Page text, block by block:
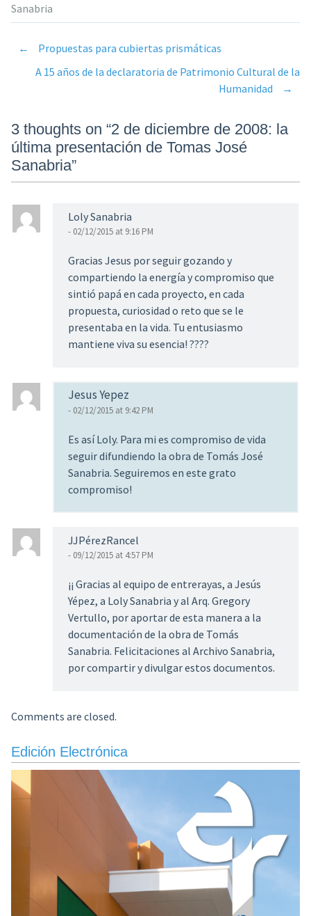
Sanabria
Post
←
Propuestas para cubiertas prismáticas
A 15 años de la declaratoria de Patrimonio Cultural de la
Humanidad
→
3 thoughts on “2 de diciembre de 2008: la
última presentación de Tomas José
Sanabria”
Loly Sanabria
- 02/12/2015 at 9:16 PM
Gracias Jesus por seguir gozando y
compartiendo la energía y compromiso que
sintió papá en cada proyecto, en cada
propuesta, curiosidad o reto que se le
presentaba en la vida. Tu entusiasmo
mantiene viva su esencia! ????
Jesus Yepez
- 02/12/2015 at 9:42 PM
Es así Loly. Para mi es compromiso de vida
seguir difundiendo la obra de Tomás José
Sanabria. Seguiremos en este grato
compromiso!
JJPérezRancel
- 09/12/2015 at 4:57 PM
¡¡ Gracias al equipo de entrerayas, a Jesús
Yépez, a Loly Sanabria y al Arq. Gregory
Vertullo, por aportar de esta manera a la
documentación de la obra de Tomás
Sanabria. Felicitaciones al Archivo Sanabria,
por compartir y divulgar estos documentos.
Comments are closed.
Edición Electrónica